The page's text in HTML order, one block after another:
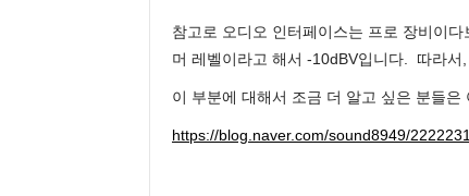
참고로 오디오 인터페이스는 프로 장비이
머 레벨이라고 해서 -10dBV입니다.  따라
이 부분에 대해서 조금 더 알고 싶은 분들은
https://blog.naver.com/sound8949/